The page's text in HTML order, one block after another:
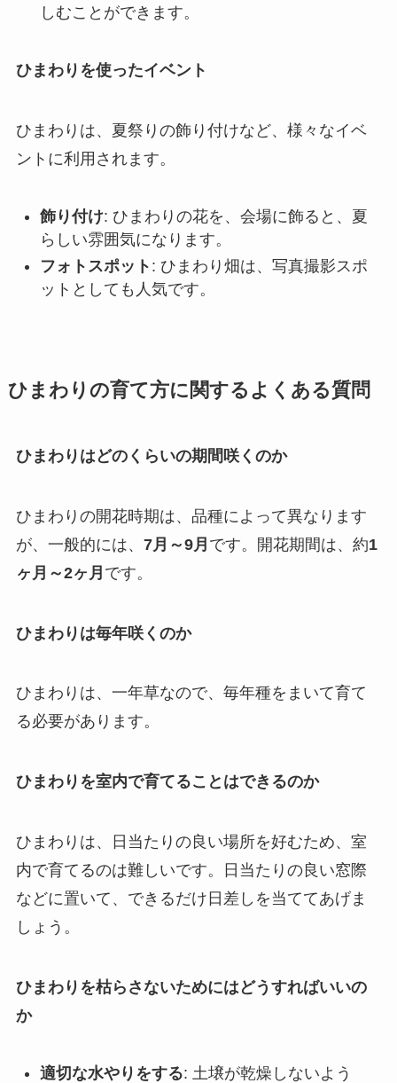
しむことができます。
ひまわりを使ったイベント
ひまわりは、夏祭りの飾り付けなど、様々なイベ
ントに利用されます。
飾り付け: ひまわりの花を、会場に飾ると、夏
らしい雰囲気になります。
フォトスポット : ひまわり畑は、写真撮影スポ
ットとしても人気です。
ひまわりの育て方に関するよくある質問
ひまわりはどのくらいの期間咲くのか
ひまわりの開花時期は、品種によって異なります
が、一般的には、 7月～9月 です。開花期間は、約1
ヶ月～2ヶ月 です。
ひまわりは毎年咲くのか
ひまわりは、一年草なので、毎年種をまいて育て
る必要があります。
ひまわりを室内で育てることはできるのか
ひまわりは、日当たりの良い場所を好むため、室
内で育てるのは難しいです。日当たりの良い窓際
などに置いて、できるだけ日差しを当ててあげま
しょう。
ひまわりを枯らさないためにはどうすればいいの
か
適切な水やりをする: 土壌が乾燥しないよう